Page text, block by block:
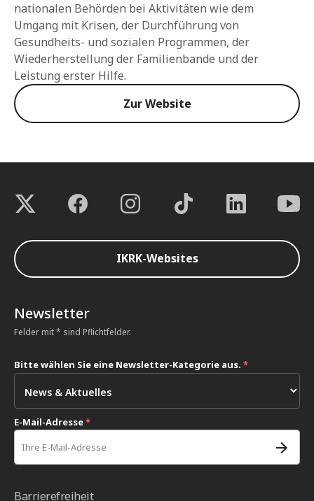
nationalen Behörden bei Aktivitäten wie dem
Umgang mit Krisen, der Durchführung von
Gesundheits- und sozialen Programmen, der
Wiederherstellung der Familienbande und der
Leistung erster Hilfe.
Zur Website
IKRK-Websites
Newsletter
Felder mit * sind Pflichtfelder.
Bitte wählen Sie eine Newsletter-Kategorie aus. *
E-Mail-Adresse*
Barrierefreiheit